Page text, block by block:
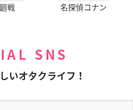
戦 名探偵コナン
SNS
いオタクライフ！